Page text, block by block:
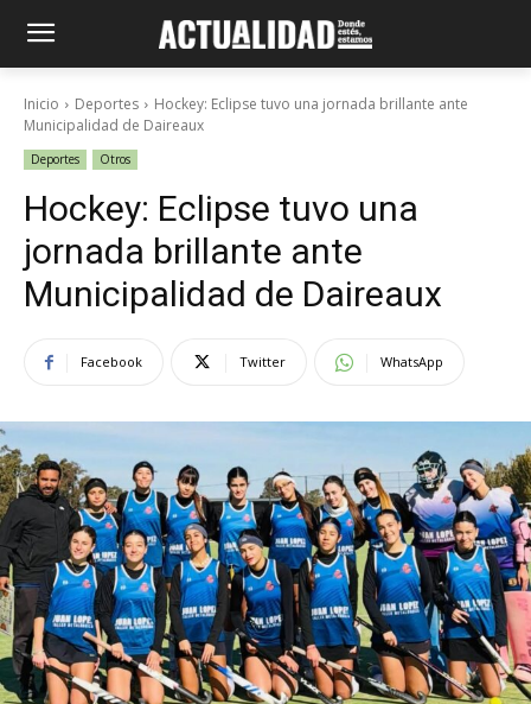
Inicio Deportes
Hockey: Eclipse tuvo una jornada brillante ante
Municipalidad de Daireaux
Deportes Otros
Hockey: Eclipse tuvo una
jornada brillante ante
Municipalidad de Daireaux
Facebook Twitter WhatsApp